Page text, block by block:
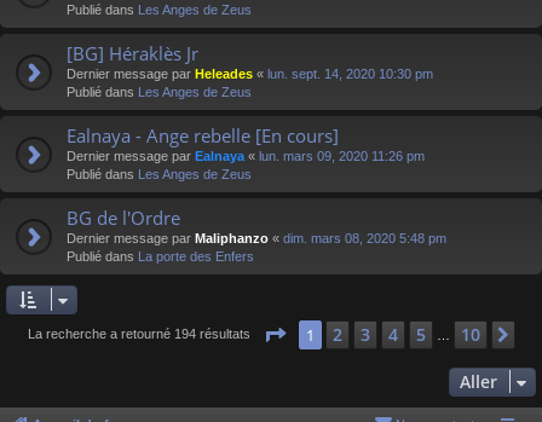
Publié dans Les Anges de Zeus
[BG] Héraklès Jr
Dernier message par Heleades « lun. sept. 14, 2020 10:30 pm
Publié dans Les Anges de Zeus
Ealnaya - Ange rebelle [En cours]
Dernier message par Ealnaya « lun. mars 09, 2020 11:26 pm
Publié dans Les Anges de Zeus
BG de l'Ordre
Dernier message par Maliphanzo « dim. mars 08, 2020 5:48 pm
Publié dans La porte des Enfers
La recherche a retourné 194 résultats Page 1sur 10
1 2 3 4 5 10
Aller